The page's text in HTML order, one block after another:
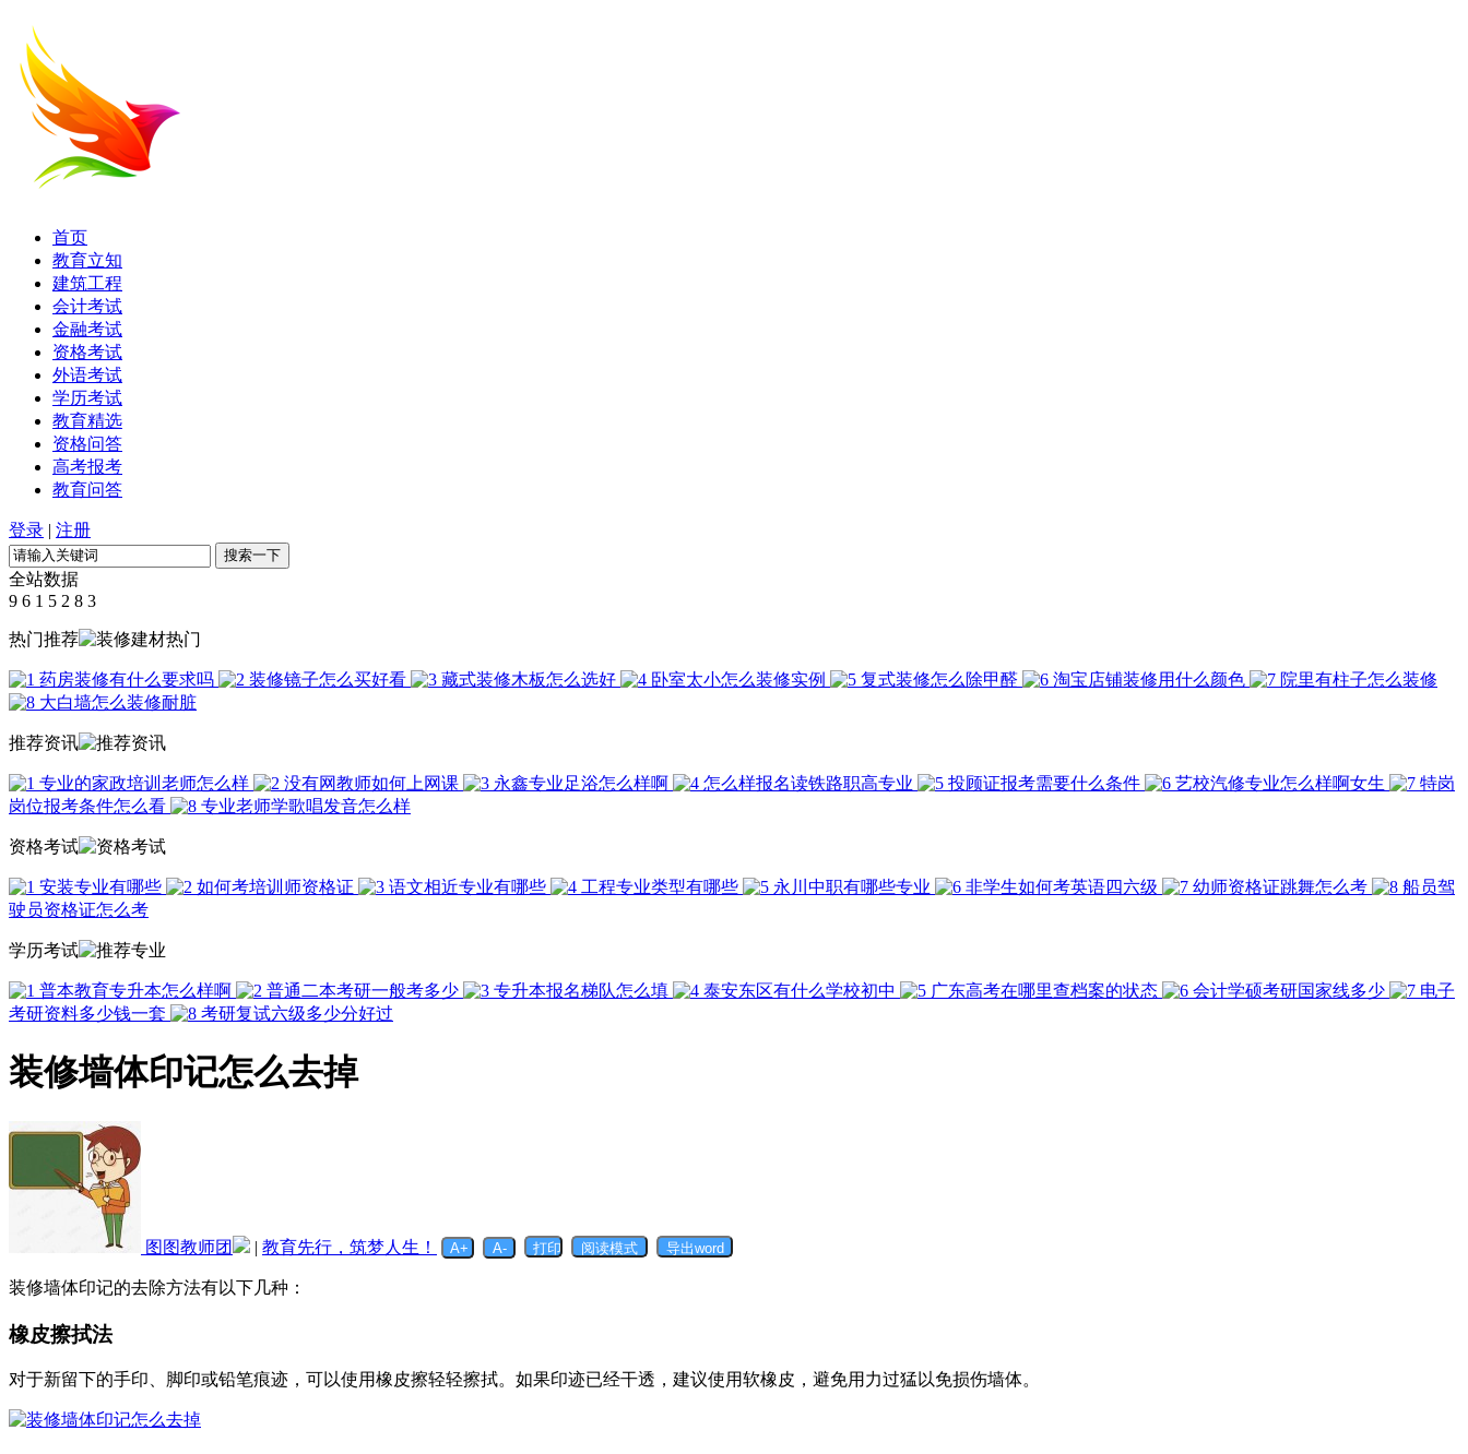
首页
教育立知
建筑工程
会计考试
金融考试
资格考试
外语考试
学历考试
教育精选
资格问答
高考报考
教育问答
登录 | 注册
全站数据
9 6 1 5 2 8 3
热门推荐
药房装修有什么要求吗 装修镜子怎么买好看 藏式装修木板怎么选好 卧室太小怎么装修实例 复式装修怎么除甲醛 淘宝店铺装修用什么颜色
院里有柱子怎么装修
大白墙怎么装修耐脏
推荐资讯
专业的家政培训老师怎么样 没有网教师如何上网课 永鑫专业足浴怎么样啊 怎么样报名读铁路职高专业 投顾证报考需要什么条件 艺校汽修专业怎么样啊女生
特岗
岗位报考条件怎么看
专业老师学歌唱发音怎么样
资格考试
安装专业有哪些 如何考培训师资格证 语文相近专业有哪些 工程专业类型有哪些 永川中职有哪些专业 非学生如何考英语四六级 幼师资格证跳舞怎么考
船员驾
驶员资格证怎么考
学历考试
普本教育专升本怎么样啊 普通二本考研一般考多少 专升本报名梯队怎么填 泰安东区有什么学校初中 广东高考在哪里查档案的状态 会计学硕考研国家线多少
电子
考研资料多少钱一套
考研复试六级多少分好过
装修墙体印记怎么去掉
图图教师团 | 教育先行，筑梦人生！
装修墙体印记的去除方法有以下几种：
橡皮擦拭法
对于新留下的手印、脚印或铅笔痕迹，可以使用橡皮擦轻轻擦拭。如果印迹已经干透，建议使用软橡皮，避免用力过猛以免损伤墙体。